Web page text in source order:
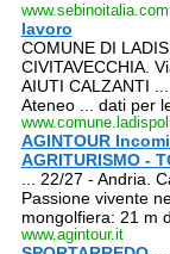
www.sebinoitalia.com
lavoro
COMUNE DI
CIVITAVECCHIA.
AIUTI CALZANTI
Ateneo ... dati per
AGINTOUR
AGRITURISMO -
... 22/27 - Andria.
Passione vivente
mongolfiera: 21 m
www.agintour.it